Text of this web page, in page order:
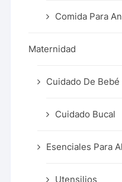
Comida Para
Maternidad
Cuidado De Bebé
Cuidado Bucal
Esenciales Para
Utensilios